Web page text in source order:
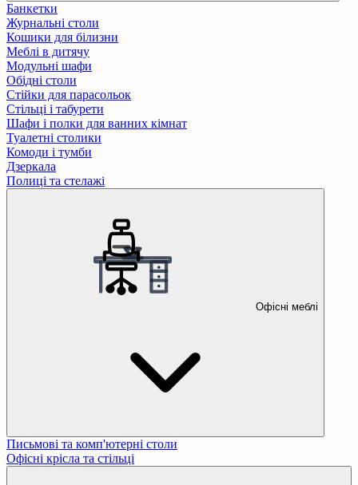
Банкетки
Журнальні столи
Кошики для білизни
Меблі в дитячу
Модульні шафи
Обідні столи
Стійки для парасольок
Стільці і табурети
Шафи і полки для ванних кімнат
Туалетні столики
Комоди і тумби
Дзеркала
Полиці та стелажі
Офісні меблі
Письмові та комп'ютерні столи
Офісні крісла та стільці